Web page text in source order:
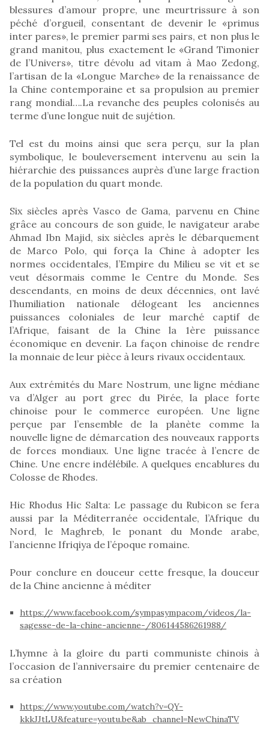
blessures d’amour propre, une meurtrissure à son
péché d’orgueil, consentant de devenir le «primus
inter pares», le premier parmi ses pairs, et non plus le
grand manitou, plus exactement le «Grand Timonier
de l’Univers», titre dévolu ad vitam à Mao Zedong,
l’artisan de la «Longue Marche» de la renaissance de
la Chine contemporaine et sa propulsion au premier
rang mondial….La revanche des peuples colonisés au
terme d’une longue nuit de sujétion.
Tel est du moins ainsi que sera perçu, sur la plan
symbolique, le bouleversement intervenu au sein la
hiérarchie des puissances auprès d’une large fraction
de la population du quart monde.
Six siècles après Vasco de Gama, parvenu en Chine
grâce au concours de son guide, le navigateur arabe
Ahmad Ibn Majid, six siècles après le débarquement
de Marco Polo, qui força la Chine à adopter les
normes occidentales, l’Empire du Milieu se vit et se
veut désormais comme le Centre du Monde. Ses
descendants, en moins de deux décennies, ont lavé
l’humiliation nationale délogeant les anciennes
puissances coloniales de leur marché captif de
l’Afrique, faisant de la Chine la 1ère puissance
économique en devenir. La façon chinoise de rendre
la monnaie de leur pièce à leurs rivaux occidentaux.
Aux extrémités du Mare Nostrum, une ligne médiane
va d’Alger au port grec du Pirée, la place forte
chinoise pour le commerce européen. Une ligne
perçue par l’ensemble de la planète comme la
nouvelle ligne de démarcation des nouveaux rapports
de forces mondiaux. Une ligne tracée à l’encre de
Chine. Une encre indélébile. A quelques encablures du
Colosse de Rhodes.
Hic Rhodus Hic Salta: Le passage du Rubicon se fera
aussi par la Méditerranée occidentale, l’Afrique du
Nord, le Maghreb, le ponant du Monde arabe,
l’ancienne Ifriqiya de l’époque romaine.
Pour conclure en douceur cette fresque, la douceur
de la Chine ancienne à méditer
https://www.facebook.com/sympasympacom/videos/la-
sagesse-de-la-chine-ancienne-/806144586261988/
L’hymne à la gloire du parti communiste chinois à
l’occasion de l’anniversaire du premier centenaire de
sa création
https://www.youtube.com/watch?v=QY-
kkkJJtLU&feature=youtu.be&ab_channel=NewChinaTV